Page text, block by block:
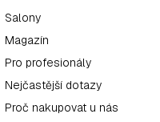
Salony
Magazín
Pro profesionály
Nejčastější dotazy
Proč nakupovat u nás